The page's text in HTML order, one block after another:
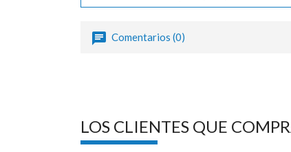
Comentarios (0)
LOS CLIENTES QUE